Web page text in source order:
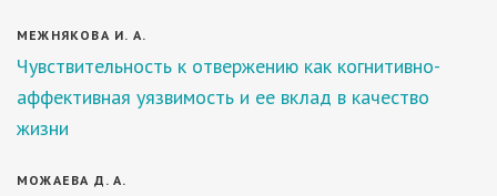
МЕЖНЯКОВА И. А.
Чувствительность к отвержению как когнитивно-
аффективная уязвимость и ее вклад в качество
жизни
МОЖАЕВА Д. А.